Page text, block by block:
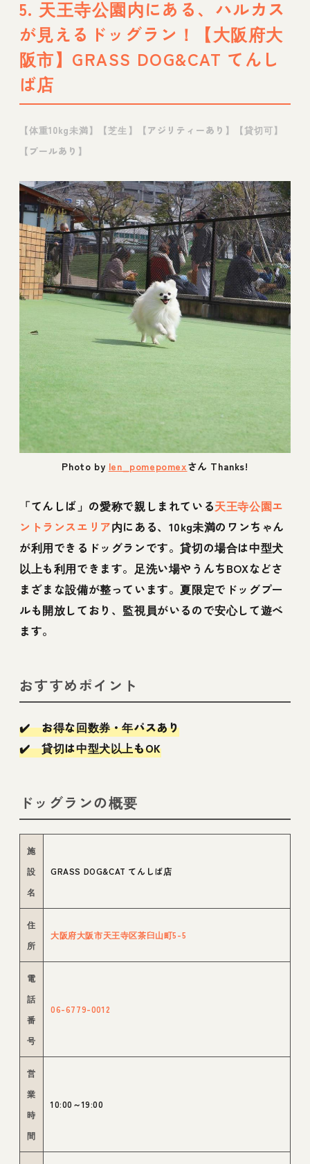
5. 天王寺公園内にある、ハルカス
が見えるドッグラン！【大阪府大
阪市】GRASS DOG&CAT てんし
ば店
【体重10kg未満】【芝生】【アジリティーあり】【貸切可】
【プールあり】
Photo by len_pomepomexさん Thanks!
「てんしば」の愛称で親しまれている天王寺公園エ
ントランスエリア内にある、10kg未満のワンちゃん
が利用できるドッグランです。貸切の場合は中型犬
以上も利用できます。足洗い場やうんちBOXなどさ
まざまな設備が整っています。夏限定でドッグプー
ルも開放しており、監視員がいるので安心して遊べ
ます。
おすすめポイント
✔️ お得な回数券・年パスあり
✔️ 貸切は中型犬以上もOK
ドッグランの概要
施
設
名
GRASS DOG&CAT てんしば店
住
所
大阪府大阪市天王寺区茶臼山町5-5
電
話
番
号
06-6779-0012
営
業
時
間
10:00～19:00